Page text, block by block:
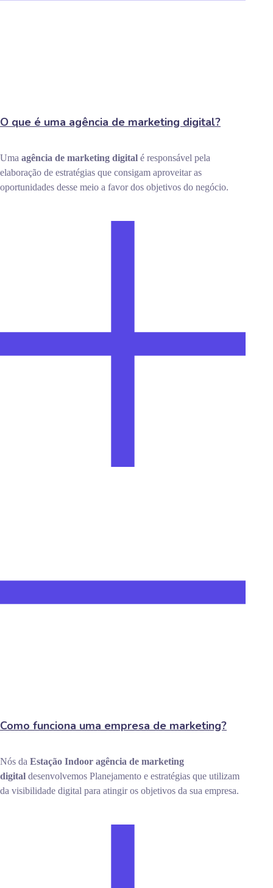
O que é uma agência de marketing digital?
Uma agência de marketing digital é responsável pela
elaboração de estratégias que consigam aproveitar as
oportunidades desse meio a favor dos objetivos do negócio.
Como funciona uma empresa de marketing?
Nós da Estação Indoor agência de marketing
digital desenvolvemos Planejamento e estratégias que utilizam
da visibilidade digital para atingir os objetivos da sua empresa.